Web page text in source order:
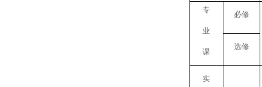
专
业
课
必修
选修
实